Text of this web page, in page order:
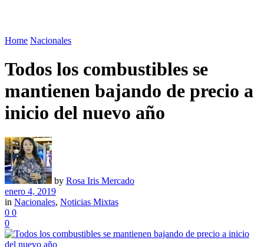
Home Nacionales
Todos los combustibles se
mantienen bajando de precio a
inicio del nuevo año
by Rosa Iris Mercado
enero 4, 2019
in Nacionales, Noticias Mixtas
0 0
0